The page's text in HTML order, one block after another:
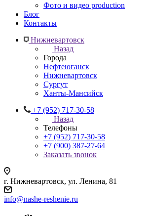
Фото и видео production
Блог
Контакты
Нижневартовск
Назад
Города
Нефтеюганск
Нижневартовск
Сургут
Ханты-Мансийск
+7 (952) 717-30-58
Назад
Телефоны
+7 (952) 717-30-58
+7 (900) 387-27-64
Заказать звонок
г. Нижневартовск, ул. Ленина, 81
info@nashe-reshenie.ru